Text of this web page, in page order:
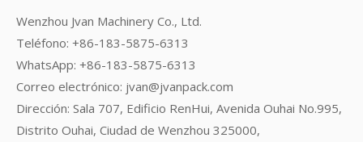
Wenzhou Jvan Machinery Co., Ltd.
Teléfono: +86-183-5875-6313
WhatsApp: +86-183-5875-6313
Correo electrónico: jvan@jvanpack.com
Dirección: Sala 707, Edificio RenHui, Avenida Ouhai No.995,
Distrito Ouhai, Ciudad de Wenzhou 325000,